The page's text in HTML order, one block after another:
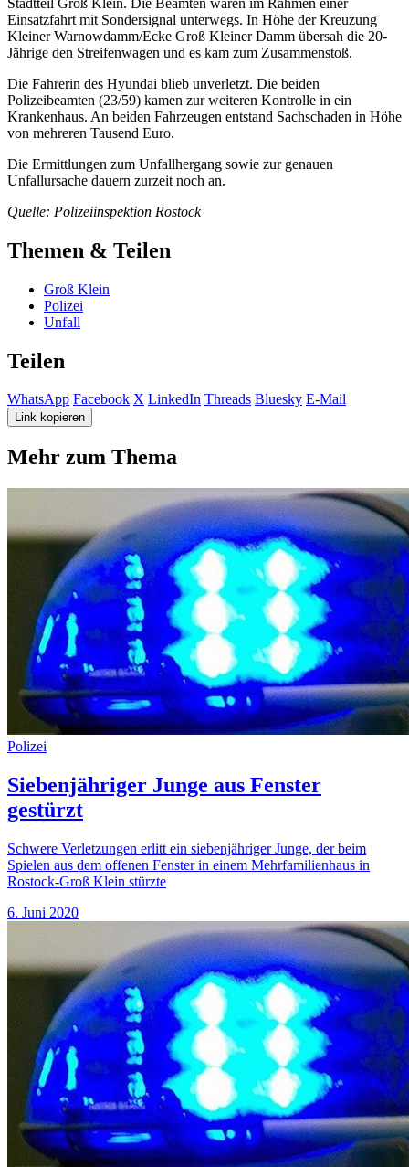
Einsatzfahrt mit Sondersignal unterwegs. In Höhe der Kreuzung
Kleiner Warnowdamm/Ecke Groß Kleiner Damm übersah die 20-
Jährige den Streifenwagen und es kam zum Zusammenstoß.
Die Fahrerin des Hyundai blieb unverletzt. Die beiden
Polizeibeamten (23/59) kamen zur weiteren Kontrolle in ein
Krankenhaus. An beiden Fahrzeugen entstand Sachschaden in Höhe
von mehreren Tausend Euro.
Die Ermittlungen zum Unfallhergang sowie zur genauen
Unfallursache dauern zurzeit noch an.
Quelle: Polizeiinspektion Rostock
Themen & Teilen
Groß Klein
Polizei
Unfall
Teilen
WhatsApp Facebook X LinkedIn Threads Bluesky E-Mail
Link kopieren
Mehr zum Thema
Polizei
Siebenjähriger Junge aus Fenster
gestürzt
Schwere Verletzungen erlitt ein siebenjähriger Junge, der beim
Spielen aus dem offenen Fenster in einem Mehrfamilienhaus in
Rostock-Groß Klein stürzte
6. Juni 2020